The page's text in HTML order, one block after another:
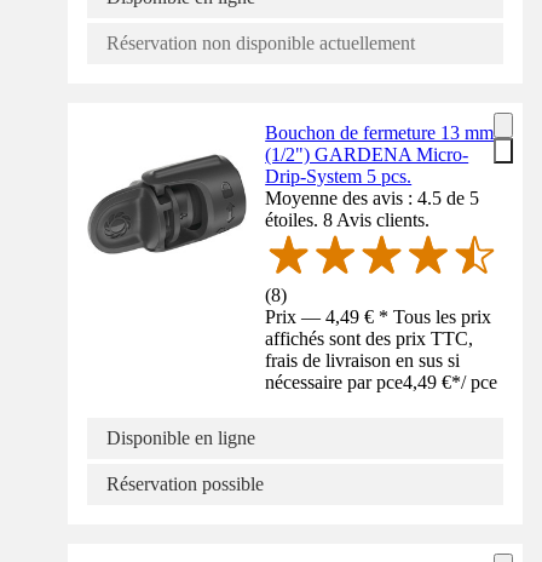
Réservation non disponible actuellement
Bouchon de fermeture 13 mm
(1/2") GARDENA Micro-
Drip-System 5 pcs.
Moyenne des avis : 4.5 de 5
étoiles. 8 Avis clients.
(8)
Prix — 4,49 € * Tous les prix
affichés sont des prix TTC,
frais de livraison en sus si
nécessaire par pce4,49 €*/ pce
Disponible en ligne
Réservation possible